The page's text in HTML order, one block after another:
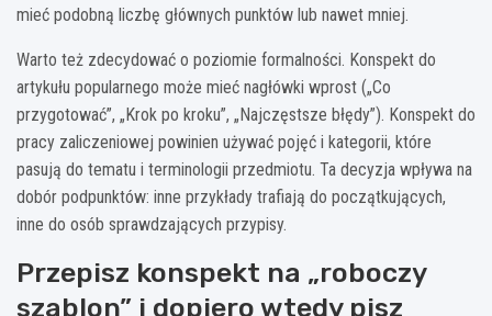
mieć podobną liczbę głównych punktów lub nawet mniej.
Warto też zdecydować o poziomie formalności. Konspekt do
artykułu popularnego może mieć nagłówki wprost („Co
przygotować”, „Krok po kroku”, „Najczęstsze błędy”). Konspekt do
pracy zaliczeniowej powinien używać pojęć i kategorii, które
pasują do tematu i terminologii przedmiotu. Ta decyzja wpływa na
dobór podpunktów: inne przykłady trafiają do początkujących,
inne do osób sprawdzających przypisy.
Przepisz konspekt na „roboczy
szablon” i dopiero wtedy pisz